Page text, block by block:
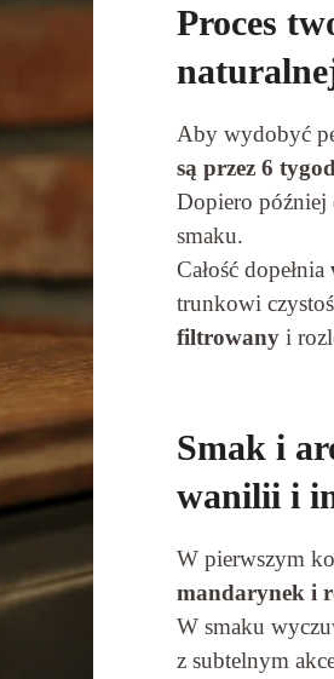
Proces
Aby wydobyć
są przez 6
Dopiero później
smaku.
Całość dopełnia
trunkowi
filtrowanyi
Smak i
wanilii i
W pierwszym
mandarynek i
W smaku
z subtelnym